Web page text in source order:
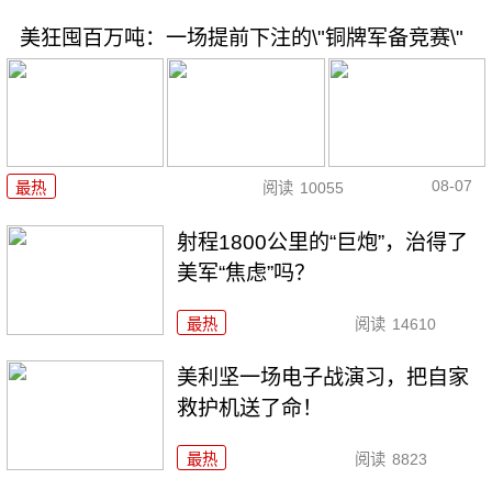
美狂囤百万吨：一场提前下注的\"铜牌军备竞赛\"
最热 阅读 10055 08-07
射程1800公里的“巨炮”，治得了
美军“焦虑”吗？
最热 阅读 14610
美利坚一场电子战演习，把自家
救护机送了命！
最热 阅读 8823